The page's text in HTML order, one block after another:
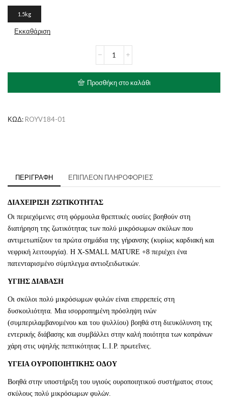
1.5kg
Εκκαθάριση
CANIN
Adult
8+
Προσθήκη στο καλάθι
ΚΩΔ: ROYV184-01
ΠΕΡΙΓΡΑΦΉ ΕΠΙΠΛΈΟΝ ΠΛΗΡΟΦΟΡΊΕΣ
ΔΙΑΧΕΙΡΙΣΗ ΖΩΤΙΚΟΤΗΤΑΣ
Οι περιεχόμενες στη φόρμουλα θρεπτικές ουσίες βοηθούν στη
διατήρηση της ζωτικότητας των πολύ μικρόσωμων σκύλων που
αντιμετωπίζουν τα πρώτα σημάδια της γήρανσης (κυρίως καρδιακή και
νεφρική λειτουργία). Η X-SMALL MATURE +8 περιέχει ένα
πατενταρισμένο σύμπλεγμα αντιοξειδωτικών.
ΥΓΙΗΣ ΔΙΑΒΑΣΗ
Οι σκύλοι πολύ μικρόσωμων φυλών είναι επιρρεπείς στη
δυσκοιλιότητα. Μια ισορροπημένη πρόσληψη ινών
(συμπεριλαμβανομένου και του ψυλλίου) βοηθά στη διευκόλυνση της
εντερικής διάβασης και συμβάλλει στην καλή ποιότητα των κοπράνων
χάρη στις υψηλής πεπτικότητας L.I.P. πρωτεΐνες.
ΥΓΕΙΑ ΟΥΡΟΠΟΙΗΤΙΚΗΣ ΟΔΟΥ
Βοηθά στην υποστήριξη του υγιούς ουροποιητικού συστήματος στους
σκύλους πολύ μικρόσωμων φυλών.